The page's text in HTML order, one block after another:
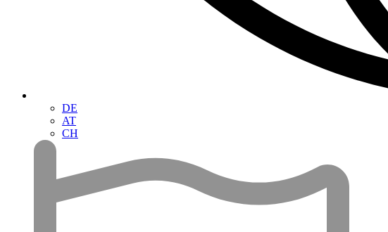
DE
AT
CH